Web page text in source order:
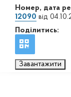
Номер, дата
12090 від
Поділитись:
Завантажити